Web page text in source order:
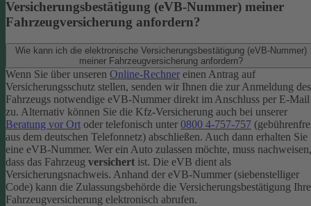
Versicherungsbestätigung (eVB-Nummer) meiner
Fahrzeugversicherung anfordern?
Wie kann ich die elektronische Versicherungsbestätigung (eVB-Nummer)
meiner Fahrzeugversicherung anfordern?
Wenn Sie über unseren Online-Rechner einen Antrag auf
Versicherungsschutz stellen, senden wir Ihnen die zur Anmeldung des
Fahrzeugs notwendige eVB-​Nummer direkt im Anschluss per E-Mail
zu. Alternativ können Sie die Kfz-​Versicherung auch bei unserer
Beratung vor Ort oder telefonisch unter 0800 4-​757-757
aus dem deutschen Telefonnetz) abschließen. Auch dann erhalten Sie
eine eVB-Nummer. Wer ein Auto zulassen möchte, muss nachweisen,
dass das Fahrzeug versichert ist. Die eVB dient als
Versicherungsnachweis. Anhand der eVB-Nummer (siebenstelliger
Code) kann die Zulassungsbehörde die Versicherungsbestätigung
Fahrzeugversicherung elektronisch abrufen.